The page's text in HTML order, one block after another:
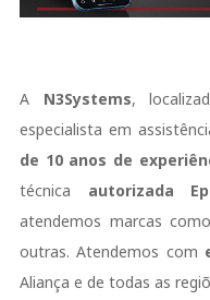
A N3Systems,
especialista em
de 10 anos de
técnica autorizada
atendemos marcas como
outras. Atendemos com
Aliança e de todas as